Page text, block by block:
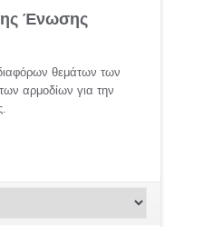
Ένωσης
θεμάτων των
αρμοδίων για την